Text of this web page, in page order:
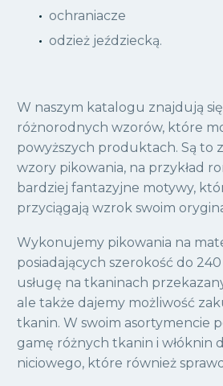
ochraniacze
odzież jeździecką.
W naszym katalogu znajdują
różnorodnych wzorów, które
powyższych produktach. Są to
wzory pikowania, na przykład
bardziej fantazyjne motywy,
przyciągają wzrok swoim
Wykonujemy pikowania na
posiadających szerokość do
usługę na tkaninach
ale także dajemy możliwość
tkanin. W swoim asortymencie
gamę różnych tkanin i włóknin
niciowego, które również